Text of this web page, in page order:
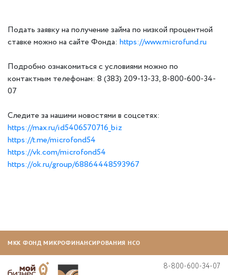
Подать заявку на получение займа по низкой процентной
ставке можно на сайте Фонда: https://www.microfund.ru
Подробно ознакомиться с условиями можно по
контактным телефонам: 8 (383) 209-13-33, 8-800-600-34-
07
Следите за нашими новостями в соцсетях:
https://max.ru/id5406570716_biz
https://t.me/microfond54
https://vk.com/microfond54
https://ok.ru/group/68864448593967
МКК ФОНД МИКРОФИНАНСИРОВАНИЯ НСО
8-800-600-34-07